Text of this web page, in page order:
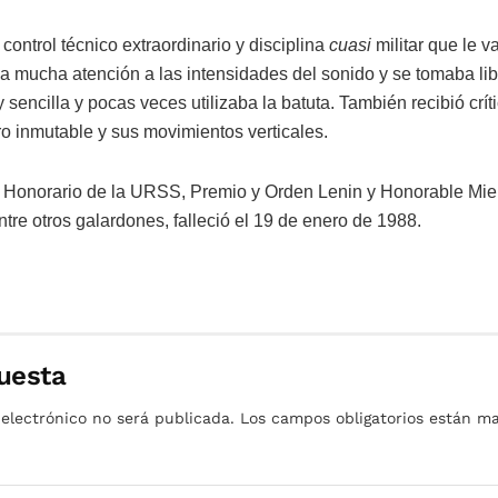
técnico extraordinario y disciplina cuasi militar que le
mucha atención a las intensidades del sonido y se tomaba
sencilla y pocas veces utilizaba la batuta. También recibió
inmutable y sus movimientos verticales.
de la URSS, Premio y Orden Lenin y Honorable
otros galardones, falleció el 19 de enero de 1988.
no será publicada. Los campos obligatorios están